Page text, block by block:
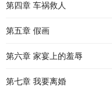
第四章 车祸救人
第五章 假画
第六章 家宴上的羞辱
第七章 我要离婚